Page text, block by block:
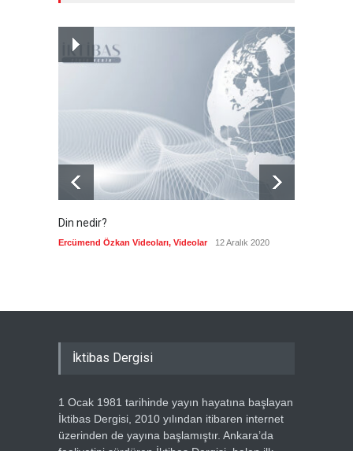
Japonya, nükleer silah
karşıtlığını teyid etmedi
6 Ağustos 2026
Din nedir?
Ercümend Özkan Videoları, Videolar 12 Aralık 2020
İktibas Dergisi
1 Ocak 1981 tarihinde yayın hayatına başlayan
İktibas Dergisi, 2010 yılından itibaren internet
üzerinden de yayına başlamıştır. Ankara’da